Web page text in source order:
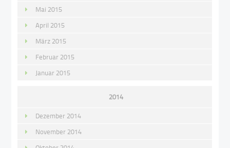
Mai 2015
April 2015
März 2015
Februar 2015
Januar 2015
2014
Dezember 2014
November 2014